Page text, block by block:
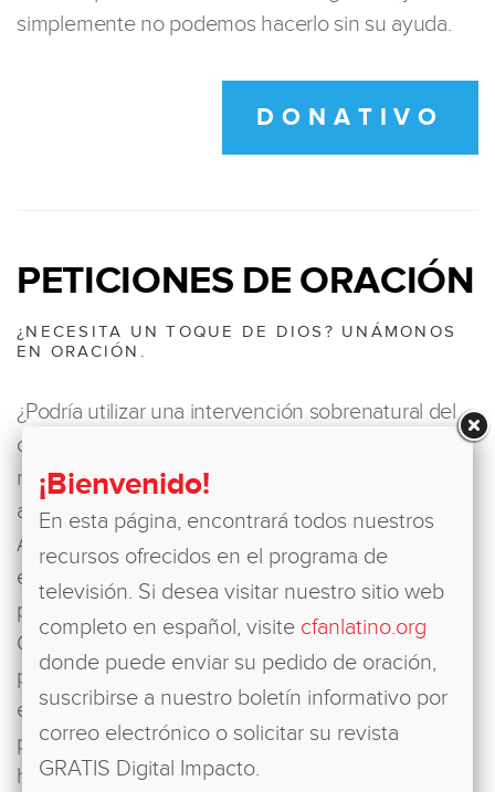
simplemente no podemos hacerlo sin su ayuda.
DONATIVO
PETICIONES DE ORACIÓN
¿NECESITA UN TOQUE DE DIOS? UNÁMONOS
EN ORACIÓN.
¿Podría utilizar una intervención sobrenatural del
cielo en alguna área de su vida? Los mismos
milagros que vemos en el campo misionero están
a disposición de usted en las calles principales de
América. Justamente donde usted vive. Nuestro
equipo en los Estados Unidos ora por cada
petición, y después es enviada a una cruzada de
Cristo Para Todas las Naciones donde yo, los
pastores locales y todos los asistentes
extendemos las manos hacia su necesidad, ¡y nos
ponemos de acuerdo en oración para que Dios
haga un milagro en su vida!
¡Bienvenido!
En esta página, encontrará todos nuestros
recursos ofrecidos en el programa de
televisión. Si desea visitar nuestro sitio web
completo en español, visite cfanlatino.org
donde puede enviar su pedido de oración,
suscribirse a nuestro boletín informativo por
correo electrónico o solicitar su revista
GRATIS Digital Impacto.